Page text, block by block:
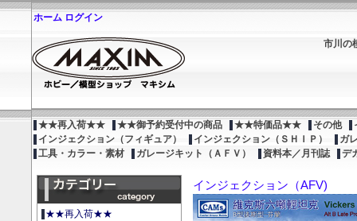
ホーム ログイン
市川の
★★再入荷★★ ★★御予約受付中の商品 ★★特価品★★ その他
インジェクション（フィギュア）
インジェクション（ＳＨＩＰ）
ガ
工具・カラー・素材
ガレージキット（ＡＦＶ） 資料本／月刊誌 デ
★★再入荷★★
インジェクション（AFV)